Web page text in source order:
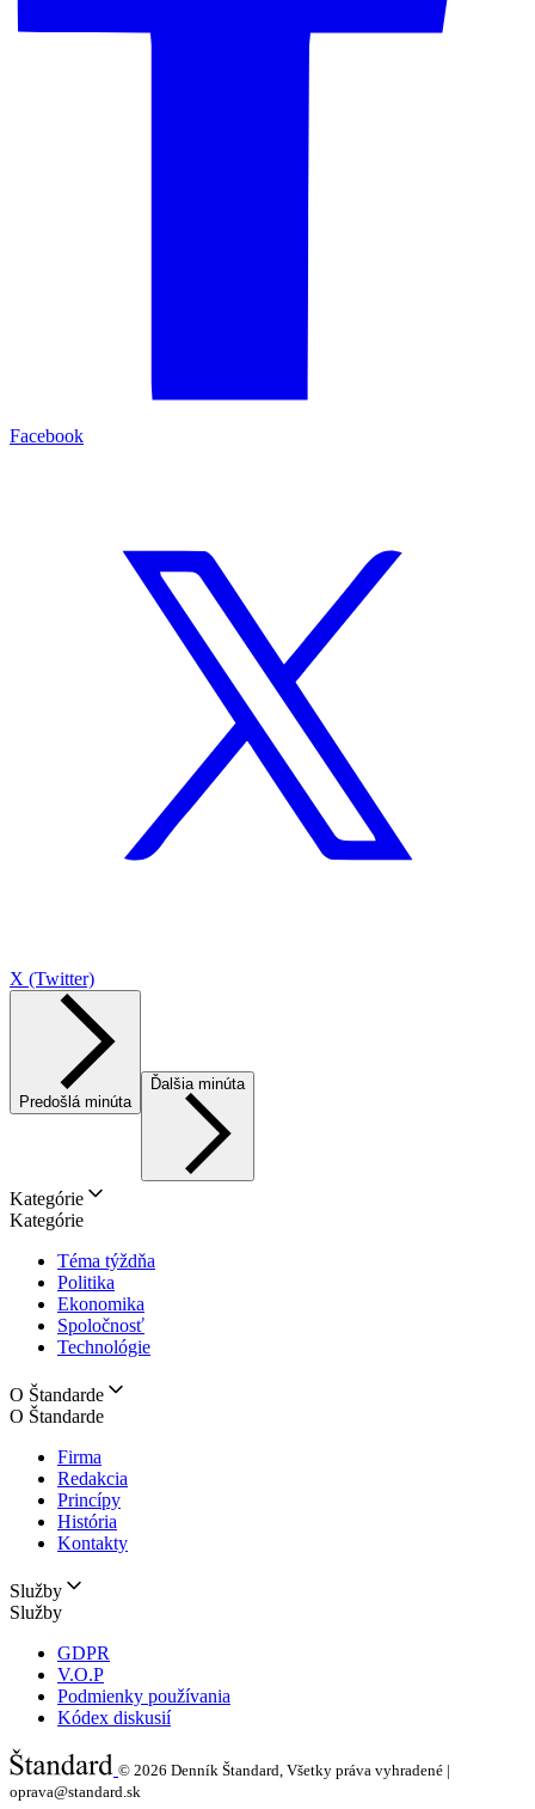
Facebook
X (Twitter)
Predošlá minúta
Ďalšia minúta
Kategórie
Kategórie
Téma týždňa
Politika
Ekonomika
Spoločnosť
Technológie
O Štandarde
O Štandarde
Firma
Redakcia
Princípy
História
Kontakty
Služby
Služby
GDPR
V.O.P
Podmienky používania
Kódex diskusií
© 2026 Denník Štandard, Všetky práva vyhradené |
oprava@standard.sk